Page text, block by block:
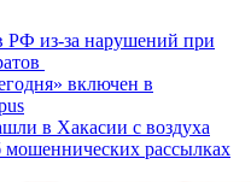
РФ из-за нарушений при
включен в
в Хакасии с воздуха
мошеннических рассылках